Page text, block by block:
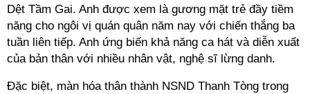
Dệt Tầm Gai. Anh được xem là gương mặt trẻ đầy tiềm
năng cho ngôi vị quán quân năm nay với chiến thắng ba
tuần liên tiếp. Anh ứng biến khả năng ca hát và diễn xuất
của bản thân với nhiều nhân vật, nghệ sĩ lừng danh.
Đặc biệt, màn hóa thân thành NSND Thanh Tòng trong